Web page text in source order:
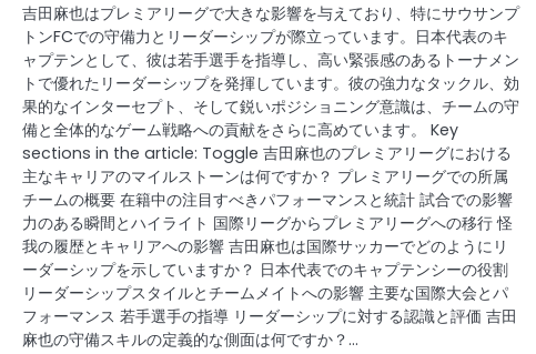
吉田麻也はプレミアリーグで大きな影響を与えており、特にサウサンプ
トンFCでの守備力とリーダーシップが際立っています。日本代表のキ
ャプテンとして、彼は若手選手を指導し、高い緊張感のあるトーナメン
トで優れたリーダーシップを発揮しています。彼の強力なタックル、効
果的なインターセプト、そして鋭いポジショニング意識は、チームの守
備と全体的なゲーム戦略への貢献をさらに高めています。 Key
sections in the article: Toggle 吉田麻也のプレミアリーグにおける
主なキャリアのマイルストーンは何ですか？ プレミアリーグでの所属
チームの概要 在籍中の注目すべきパフォーマンスと統計 試合での影響
力のある瞬間とハイライト 国際リーグからプレミアリーグへの移行 怪
我の履歴とキャリアへの影響 吉田麻也は国際サッカーでどのようにリ
ーダーシップを示していますか？ 日本代表でのキャプテンシーの役割
リーダーシップスタイルとチームメイトへの影響 主要な国際大会とパ
フォーマンス 若手選手の指導 リーダーシップに対する認識と評価 吉田
麻也の守備スキルの定義的な側面は何ですか？…